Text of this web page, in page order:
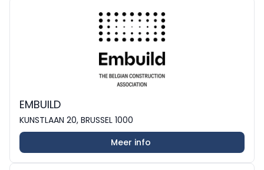
EMBUILD
KUNSTLAAN 20, BRUSSEL 1000
Meer info